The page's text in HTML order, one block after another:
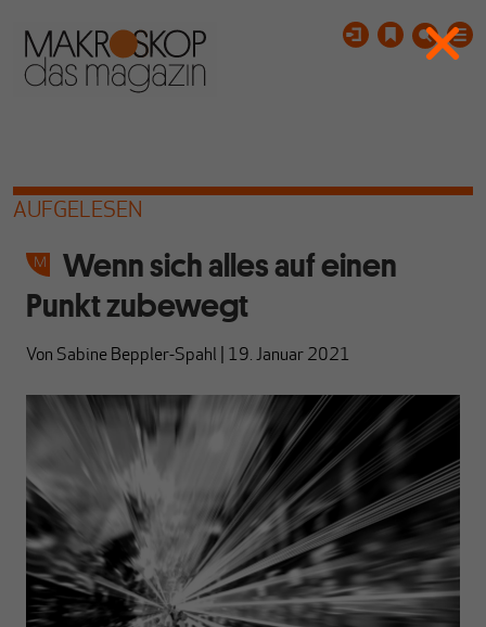
AUFGELESEN
Wenn sich alles auf einen
Punkt zubewegt
Von Sabine Beppler-Spahl 19. Januar 2021